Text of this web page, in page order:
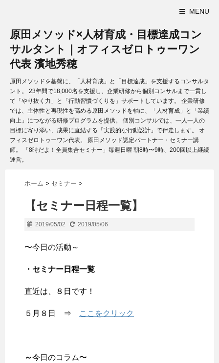
MENU
原田メソッド×人材育成・目標達成コン
サルタント｜オフィスゼロトゥーワン
代表 濱地秀穂
原田メソッドを基盤に、「人材育成」と「目標達成」を支援するコンサルタ
ント。 23年間で18,000名を支援し、企業研修から個別コンサルまで一貫し
て「やり抜く力」と「行動習慣づくりを」サポートしています。 企業研修
では、主体性と再現性を高める原田メソッドを軸に、「人材育成」と「業績
向上」につながる研修プログラムを提供。 個別コンサルでは、一人一人の
目標に寄り添い、成果に直結する「実践的な行動設計」で伴走します。 オ
フィスゼロトゥーワン代表。 原田メソッド認定パートナー・セミナー講
師。 「8時だよ！全員集合セミナー」毎週日曜 朝8時〜9時、200回以上継続
運営。
ホーム > セミナー >
【セミナー日程一覧】
2019/05/02 2019/05/06
〜今日の活動～
・セミナー日程一覧
直近は、８日です！
５月８日 ⇒ ここをクリック
～今日のコラム〜